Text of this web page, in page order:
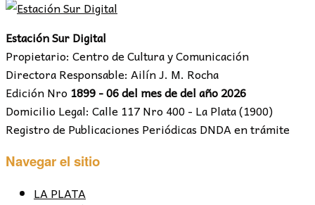
Estación Sur Digital
Propietario: Centro de Cultura y Comunicación
Directora Responsable: Ailín J. M. Rocha
Edición Nro 1899 - 06 del mes de del año 2026
Domicilio Legal: Calle 117 Nro 400 - La Plata (1900)
Registro de Publicaciones Periódicas DNDA en trámite
Navegar el sitio
LA PLATA